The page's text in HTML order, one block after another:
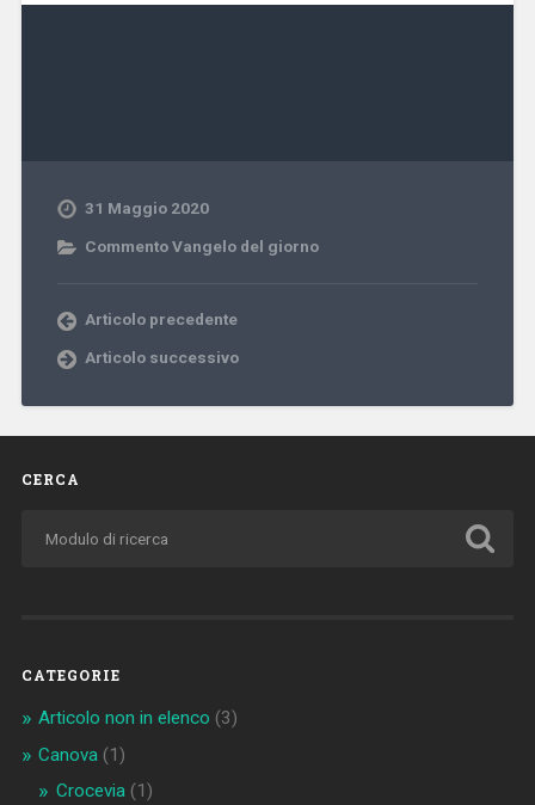
31 Maggio 2020
Commento Vangelo del giorno
Articolo precedente
Articolo successivo
CERCA
CATEGORIE
Articolo non in elenco (3)
Canova(1)
Crocevia(1)